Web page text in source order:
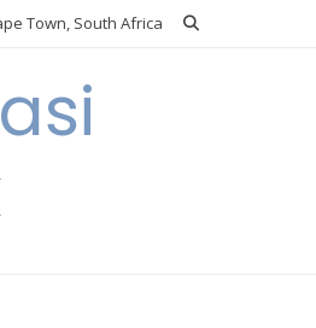
Town, South Africa